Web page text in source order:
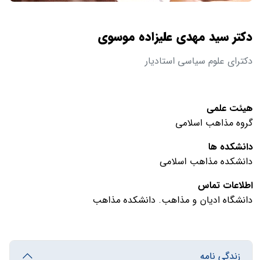
دکتر سید مهدی علیزاده موسوی
دکترای علوم سیاسی استادیار
هیئت علمی
گروه مذاهب اسلامی
دانشکده ها
دانشکده مذاهب اسلامی
اطلاعات تماس
دانشگاه ادیان و مذاهب. دانشکده مذاهب
زندگی نامه